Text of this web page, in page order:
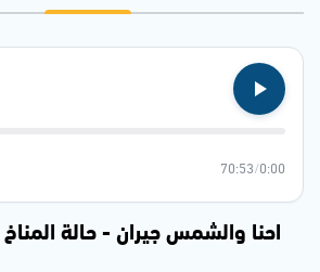
0:00
/
70:53
احنا والشمس جيران - حالة المناخ